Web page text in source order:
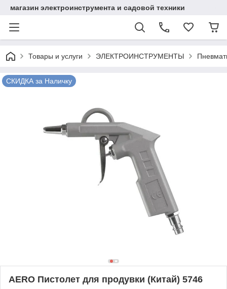
магазин электроинструмента и садовой техники
Товары и услуги ЭЛЕКТРОИНСТРУМЕНТЫ
СКИДКА за Наличку
AERO Пистолет для продувки (Китай) 5746